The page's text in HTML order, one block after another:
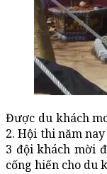
Được du khách
2. Hội thi năm
3 đội khách mời
cống hiến cho du